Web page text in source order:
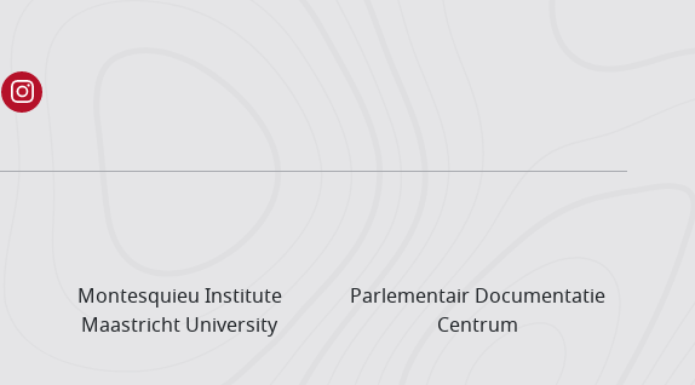
Montesquieu Institute
Maastricht University
Parlementair Documentatie
Centrum